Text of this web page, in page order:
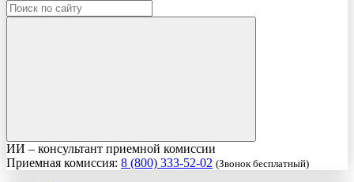
ИИ – консультант приемной комиссии
Приемная комиссия: 8 (800) 333-52-02 (Звонок бесплатный)